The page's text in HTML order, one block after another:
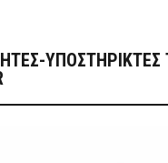
ΥΠΟΣΤΗΡΙΚΤΈΣ